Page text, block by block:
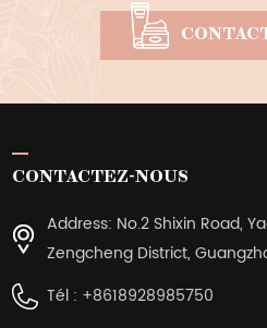
CONTACTEZ-NOUS
Address: No.2 Shixin Road,
Zengcheng District,
Tél : +8618928985750